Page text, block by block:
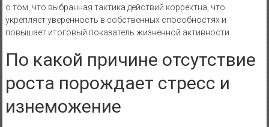
о том, что выбранная тактика действий корректна, что
укрепляет уверенность в собственных способностях и
повышает итоговый показатель жизненной активности.
По какой причине отсутствие
роста порождает стресс и
изнеможение